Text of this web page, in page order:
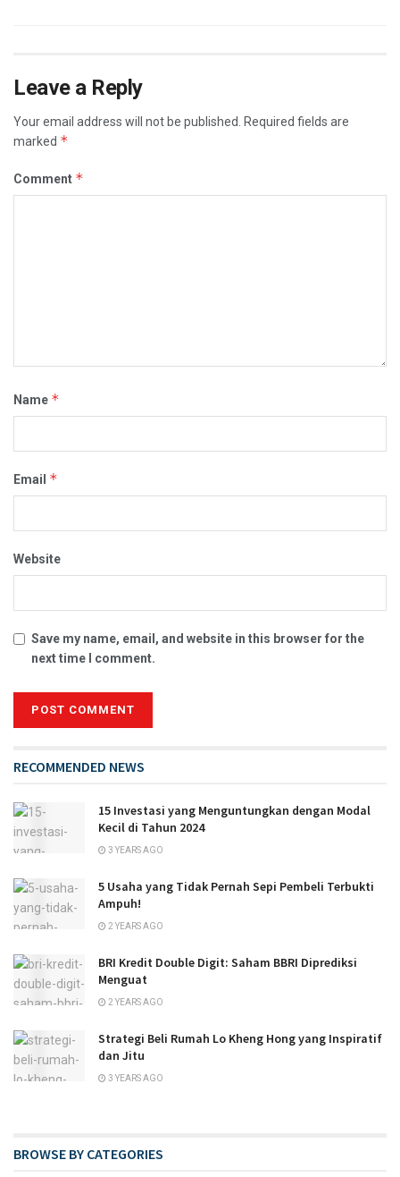
Leave a Reply
Your email address will not be published.
Required fields are
marked *
Comment *
Name *
Email *
Website
Save my name, email, and website in this browser for the
next time I comment.
RECOMMENDED NEWS
15 Investasi yang Menguntungkan dengan Modal
Kecil di Tahun 2024
3 YEARS AGO
5 Usaha yang Tidak Pernah Sepi Pembeli Terbukti
Ampuh!
2 YEARS AGO
BRI Kredit Double Digit: Saham BBRI Diprediksi
Menguat
2 YEARS AGO
Strategi Beli Rumah Lo Kheng Hong yang Inspiratif
dan Jitu
3 YEARS AGO
BROWSE BY CATEGORIES